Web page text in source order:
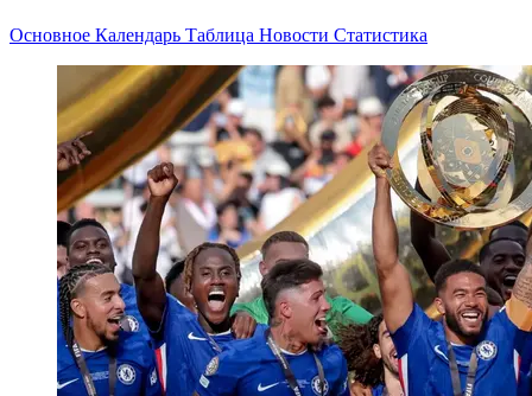
Основное Календарь Таблица Новости Статистика